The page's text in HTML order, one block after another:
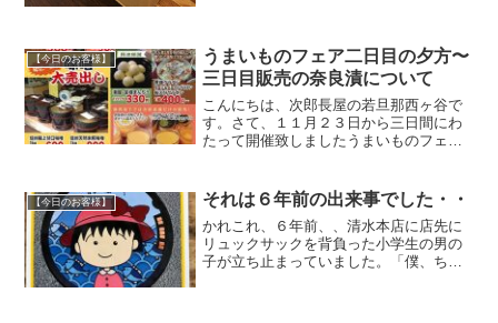
【今日のお客様】
うまいものフェア二日目の夕方〜
三日目販売の奈良漬について
こんにちは、次郎長屋の若旦那西ヶ谷で
す。さて、１１月２３日から三日間にわ
たって開催致しましたうまいものフェア
お客様からお電話がありました。「ちょ
っと、いつも楽しみにして...
【今日のお客様】 それは６年前の出来事でした・・
かれこれ、６年前、、清水本店に店先に
リュックサックを背負った小学生の男の
子が立ち止まっていました。「僕、ちび